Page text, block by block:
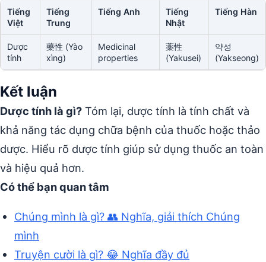
Tiếng
Việt
Tiếng
Trung
Tiếng Anh
Tiếng
Nhật
Tiếng Hàn
Dược
tính
藥性 (Yào
xìng)
Medicinal
properties
薬性
(Yakusei)
약성
(Yakseong)
Kết luận
Dược tính là gì? Tóm lại, dược tính là tính chất và
khả năng tác dụng chữa bệnh của thuốc hoặc thảo
dược. Hiểu rõ dược tính giúp sử dụng thuốc an toàn
và hiệu quả hơn.
Có thể bạn quan tâm
Chúng mình là gì? 👥 Nghĩa, giải thích Chúng
mình
Truyện cười là gì? 😂 Nghĩa đầy đủ